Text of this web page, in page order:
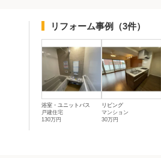
リフォーム事例 （3件）
浴室・ユニットバス
戸建住宅
130万円
リビング
マンション
30万円